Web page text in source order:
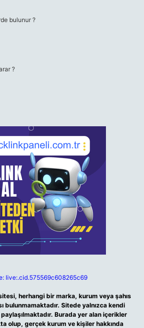
bulunur ?
?
live:.cid.575569c608265c69
herhangi bir marka, kurum veya şahıs
bulunmamaktadır. Sitede yalnızca kendi
paylaşılmaktadır. Burada yer alan içerikler
olup, gerçek kurum ve kişiler hakkında